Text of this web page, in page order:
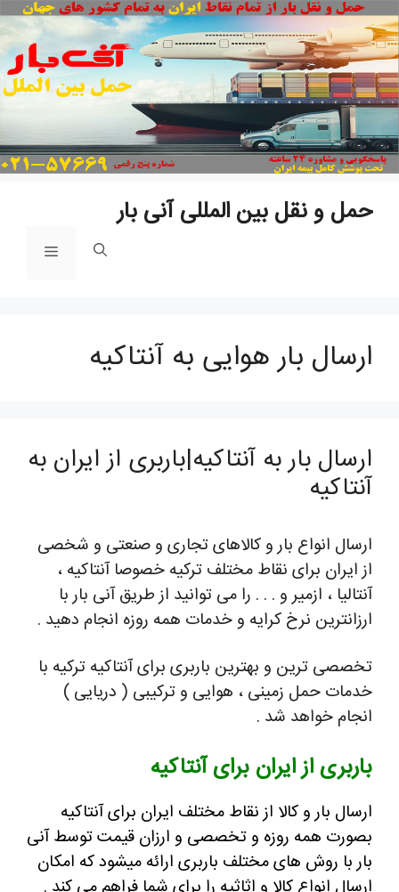
حمل و نقل بین المللی آنی بار
فهرست
ارسال بار هوایی به آنتاکیه
ارسال بار به آنتاکیه|باربری از ایران به
آنتاکیه
ارسال انواع بار و کالاهای تجاری و صنعتی و شخصی
از ایران برای نقاط مختلف ترکیه خصوصا آنتاکیه ،
آنتالیا ، ازمیر و . . . را می توانید از طریق آنی بار با
ارزانترین نرخ کرایه و خدمات همه روزه انجام دهید .
تخصصی ترین و بهترین باربری برای آنتاکیه ترکیه با
خدمات حمل زمینی ، هوایی و ترکیبی ( دریایی )
انجام خواهد شد .
باربری از ایران برای آنتاکیه
ارسال بار و کالا از نقاط مختلف ایران برای آنتاکیه
بصورت همه روزه و تخصصی و ارزان قیمت توسط آنی
بار با روش های مختلف باربری ارائه میشود که امکان